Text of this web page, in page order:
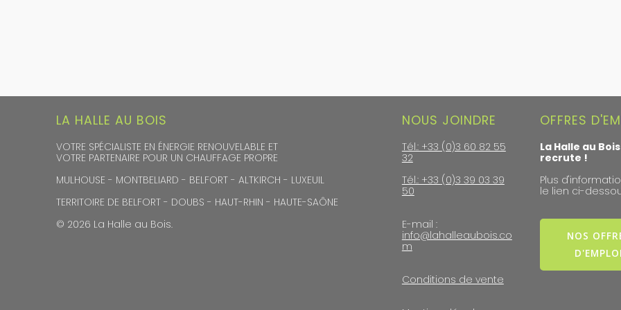
LA HALLE AU BOIS
VOTRE SPÉCIALISTE EN ÉNERGIE RENOUVELABLE ET
VOTRE PARTENAIRE POUR UN CHAUFFAGE PROPRE
MULHOUSE - MONTBELIARD - BELFORT - ALTKIRCH - LUXEUIL
TERRITOIRE DE BELFORT - DOUBS - HAUT-RHIN - HAUTE-SAÔNE
© 2026 La Halle au Bois.
NOUS JOINDRE
Tél.: +33 (0)3 60 82 55
32
Tél.: +33 (0)3 39 03 39
50
E-mail :
info@lahalleaubois.co
m
Conditions de vente
OFFRES
La Halle au Bois
recrute !
Plus
le lien ci-
NOS
D'EMPLOI